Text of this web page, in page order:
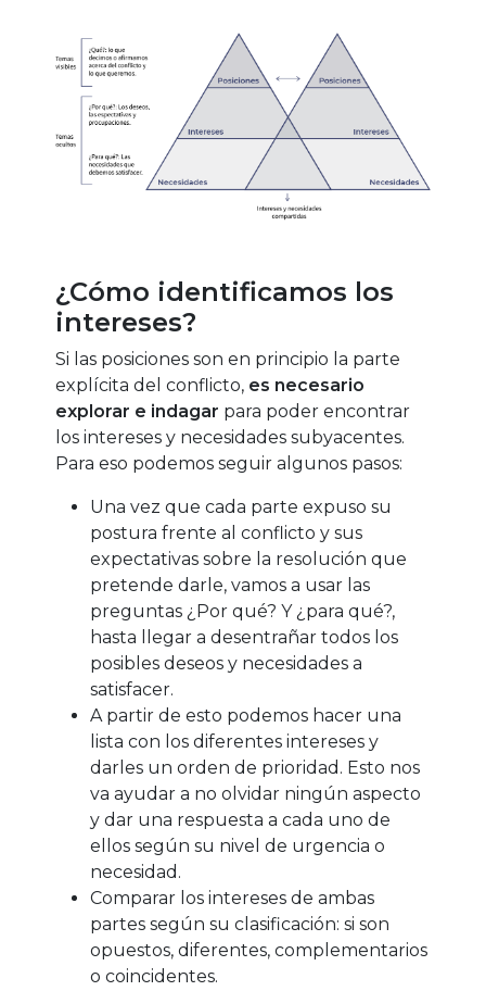
¿Cómo identificamos los
intereses?
Si las posiciones son en principio la parte
explícita del conflicto, es necesario
explorar e indagar para poder encontrar
los intereses y necesidades subyacentes.
Para eso podemos seguir algunos pasos:
Una vez que cada parte expuso su
postura frente al conflicto y sus
expectativas sobre la resolución que
pretende darle, vamos a usar las
preguntas ¿Por qué? Y ¿para qué?,
hasta llegar a desentrañar todos los
posibles deseos y necesidades a
satisfacer.
A partir de esto podemos hacer una
lista con los diferentes intereses y
darles un orden de prioridad. Esto nos
va ayudar a no olvidar ningún aspecto
y dar una respuesta a cada uno de
ellos según su nivel de urgencia o
necesidad.
Comparar los intereses de ambas
partes según su clasificación: si son
opuestos, diferentes, complementarios
o coincidentes.